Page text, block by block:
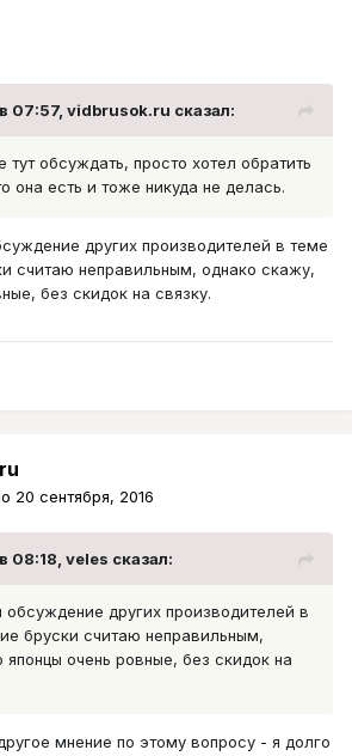
07:57, vidbrusok.ru сказал:
обсуждать, просто хотел обратить
она есть и тоже никуда не делась.
других производителей в теме
считаю неправильным, однако скажу,
без скидок на связку.
20 сентября, 2016
08:18, veles сказал:
обсуждение других производителей в
бруски считаю неправильным,
японцы очень ровные, без скидок на
мнение по этому вопросу - я долго